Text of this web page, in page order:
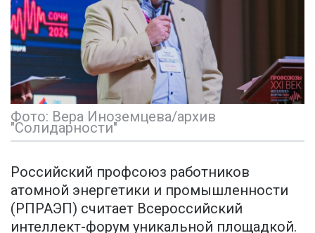
Фото: Вера Иноземцева/архив
"Солидарности"
Российский профсоюз работников
атомной энергетики и промышленности
(РПРАЭП) считает Всероссийский
интеллект-форум уникальной площадкой.